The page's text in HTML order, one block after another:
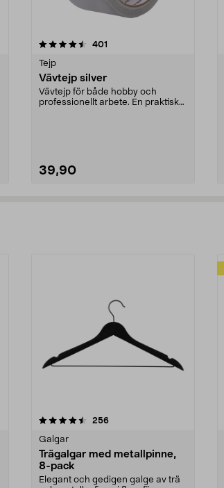
401
Tejp
Vävtejp silver
Vävtejp för både hobby och
professionellt arbete. En praktisk
39,90
3.5 av 5 stjärnor
256recensioner
Galgar
Trägalgar med metallpinne,
8-pack
Elegant och gedigen galge av trä
4.0av 5 stjärnor